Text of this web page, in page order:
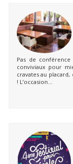
Pas de
conviviaux pour
cravates au
! L’occasion...